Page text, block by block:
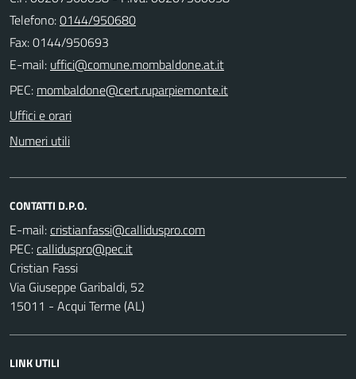
Telefono:0144/950680
Fax: 0144/950693
E-mail:
PEC:
Uffici e orari
Numeri utili
CONTATTI D.P.O.
E-mail:
PEC:
Cristian Fassi
Via Giuseppe Garibaldi, 52
15011 - Acqui Terme (AL)
LINK UTILI